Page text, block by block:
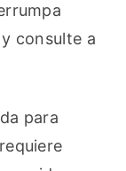
consulte a
para